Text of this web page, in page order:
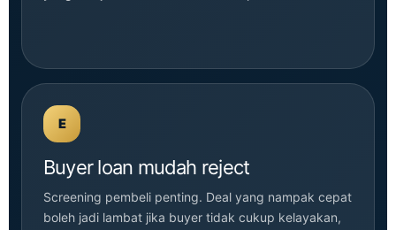
E
Buyer loan mudah reject
Screening pembeli penting. Deal yang nampak cepat
boleh jadi lambat jika buyer tidak cukup kelayakan,